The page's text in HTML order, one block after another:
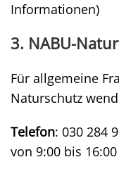
Informationen)
3. NABU-
Für allgemeine
Naturschutz
Telefon: 030 284
von 9:00 bis